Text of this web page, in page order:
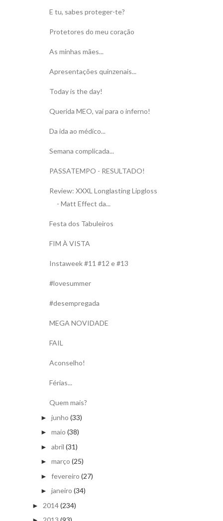
E tu, sabes proteger-te?
Protetores do meu coração
As minhas mães...
Apresentações quinzenais...
Today is the day!
Querida MEO, vai para o inferno!
Da ida ao médico...
Semana complicada...
PASSATEMPO - RESULTADO!
Review: XXXL Longlasting Lipgloss
- Matt Effect da...
Festa dos Tabuleiros
FIM À VISTA
Instaweek #11 #12 e #13
#lovesummer
#desempregada
MEGA NOVIDADE
FAIL
Aconselho!
Férias...
Quem mais?
► junho (33)
► maio (38)
► abril (31)
► março (25)
► fevereiro (27)
► janeiro (34)
► 2014(234)